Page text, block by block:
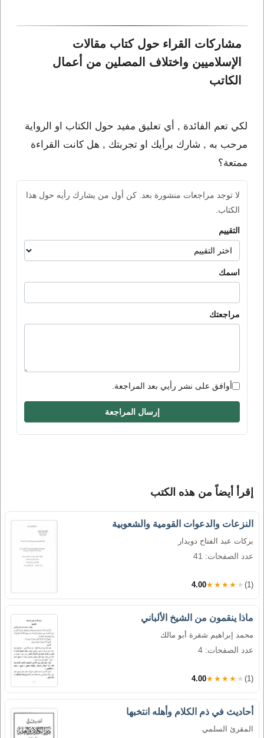
مشاركات القراء حول كتاب مقالات
الإسلاميين واختلاف المصلين من أعمال
الكاتب
لكي تعم الفائدة , أي تعليق مفيد حول الكتاب او الرواية
مرحب به , شارك برأيك او تجربتك , هل كانت القراءة
ممتعة؟
لا توجد مراجعات منشورة بعد. كن أول من يشارك رأيه حول هذا
الكتاب.
التقييم
اسمك
مراجعتك
أوافق على نشر رأيي بعد المراجعة.
إرسال المراجعة
إقرأ أيضاً من هذه الكتب
النزعات والدعوات القومية والشعوبية
بركات عبد الفتاح دويدار
عدد الصفحات: 41
4.00★★★★★ (1)
ماذا ينقمون من الشيخ الألباني
محمد إبراهيم شقرة أبو مالك
عدد الصفحات: 4
4.00★★★★★ (1)
أحاديث في ذم الكلام وأهله انتخبها
المقرئ السلمي